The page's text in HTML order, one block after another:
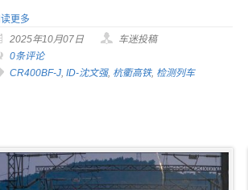
更多
2025年10月07日
车迷投稿
0条评论
CR400BF-J, ID-沈文强, 杭衢高铁, 检测列车